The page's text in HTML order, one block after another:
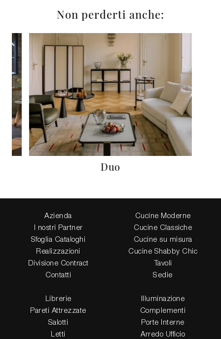
Non perderti anche:
Duo
Azienda
I nostri Partner
Sfoglia Cataloghi
Realizzazioni
Divisione Contract
Contatti
Cucine Moderne
Cucine Classiche
Cucine su misura
Cucine Shabby Chic
Tavoli
Sedie
Librerie
Pareti Attrezzate
Salotti
Letti
Illuminazione
Complementi
Porte Interne
Arredo Ufficio